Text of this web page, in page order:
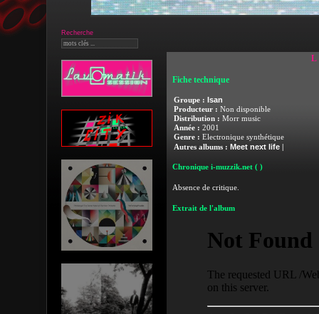
Recherche
Fiche technique
Groupe : Isan
Producteur : Non disponible
Distribution : Morr music
Année : 2001
Genre : Electronique synthétique
Autres albums : Meet next life|
Chronique i-muzzik.net ( )
Absence de critique.
Extrait de l'album